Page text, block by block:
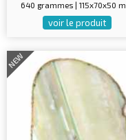
640 grammes | 115x70x50
voir le produit
NEW